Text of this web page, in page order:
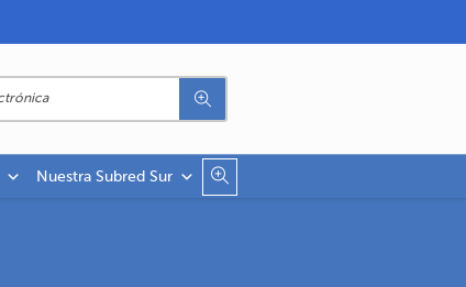
Nuestra Subred Sur